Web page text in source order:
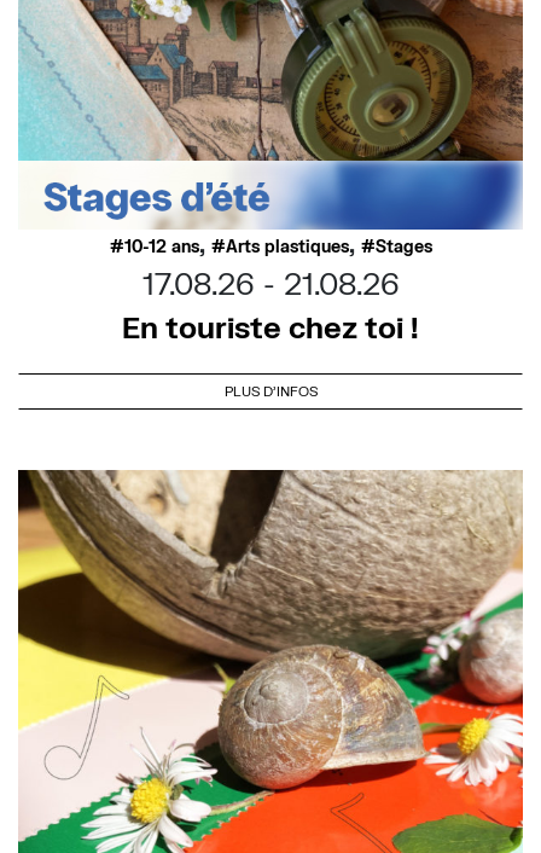
10-12 ans, Arts plastiques, Stages
17.08.26
21.08.26
En touriste chez toi !
PLUS D'INFOS